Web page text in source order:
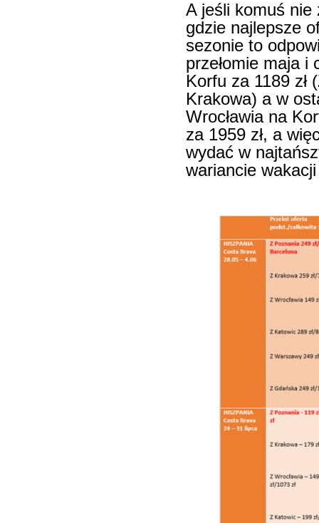
A jeśli komuś nie
gdzie najlepsze
sezonie to
przełomie maja
Korfu za 1189 zł
Krakowa) a w
Wrocławia na
za 1959 zł, a
wydać w
wariancie